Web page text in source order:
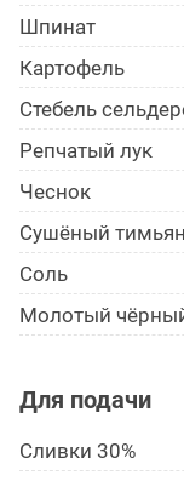
Шпинат
Картофель
Стебель
Репчатый лук
Чеснок
Сушёный тимьян
Соль
Молотый
Для подачи
Сливки 30%